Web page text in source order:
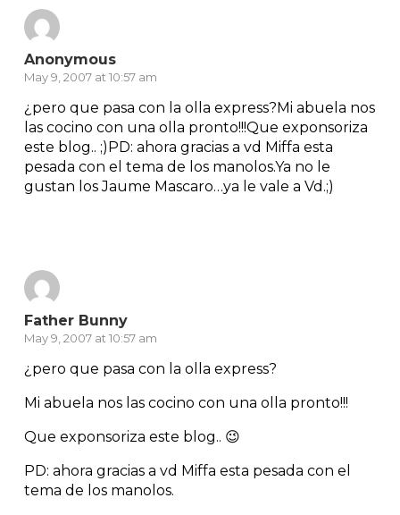
Anonymous
May 9, 2007 at 10:57 am
¿pero que pasa con la olla express?Mi abuela nos
las cocino con una olla pronto!!!Que exponsoriza
este blog.. ;)PD: ahora gracias a vd Miffa esta
pesada con el tema de los manolos.Ya no le
gustan los Jaume Mascaro…ya le vale a Vd.;)
Father Bunny
May 9, 2007 at 10:57 am
¿pero que pasa con la olla express?
Mi abuela nos las cocino con una olla pronto!!!
Que exponsoriza este blog.. 😉
PD: ahora gracias a vd Miffa esta pesada con el
tema de los manolos.